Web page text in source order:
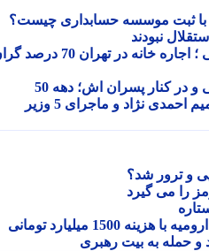
موسسه حسابداری چیست؟
نبودند
خبر تلخ برای مستاجران تهرانی ؛ اجاره خانه در تهران 70 درصد گران
کنار پسران اش؛ دهه 50
مسکن مهر به کجا رسید؟ تصمیم احمدی نژاد و ماجرای 5 وزیر
ترور شد؟
می گیرد
میلیارد تومانی